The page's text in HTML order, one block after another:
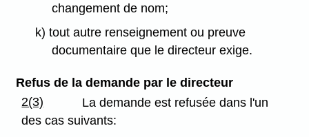
changement de nom;
k) tout autre renseignement ou preuve
documentaire que le directeur exige.
Refus de la demande par le directeur
2(3)
La demande est refusée dans l'un
des cas suivants: